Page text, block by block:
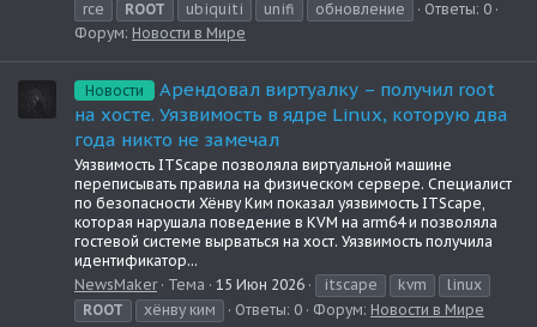
rce
ROOT ubiquiti unifi обновление
Ответы: 0
Форум: Новости в Мире
Новости
Арендовал виртуалку – получил root
на хосте. Уязвимость в ядре Linux, которую два
года никто не замечал
Уязвимость ITScape позволяла виртуальной машине
переписывать правила на физическом сервере. Специалист
по безопасности Хёнву Ким показал уязвимость ITScape,
которая нарушала поведение в KVM на arm64 и позволяла
гостевой системе вырваться на хост. Уязвимость получила
идентификатор...
NewsMaker
Тема 15 Июн 2026 itscape kvm
linux
ROOT
хёнву ким Ответы: 0 Форум: Новости в Мире